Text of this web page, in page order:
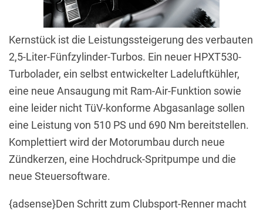
Kernstück ist die Leistungssteigerung des verbauten
2,5-Liter-Fünfzylinder-Turbos. Ein neuer HPXT530-
Turbolader, ein selbst entwickelter Ladeluftkühler,
eine neue Ansaugung mit Ram-Air-Funktion sowie
eine leider nicht TüV-konforme Abgasanlage sollen
eine Leistung von 510 PS und 690 Nm bereitstellen.
Komplettiert wird der Motorumbau durch neue
Zündkerzen, eine Hochdruck-Spritpumpe und die
neue Steuersoftware.
{adsense}Den Schritt zum Clubsport-Renner macht